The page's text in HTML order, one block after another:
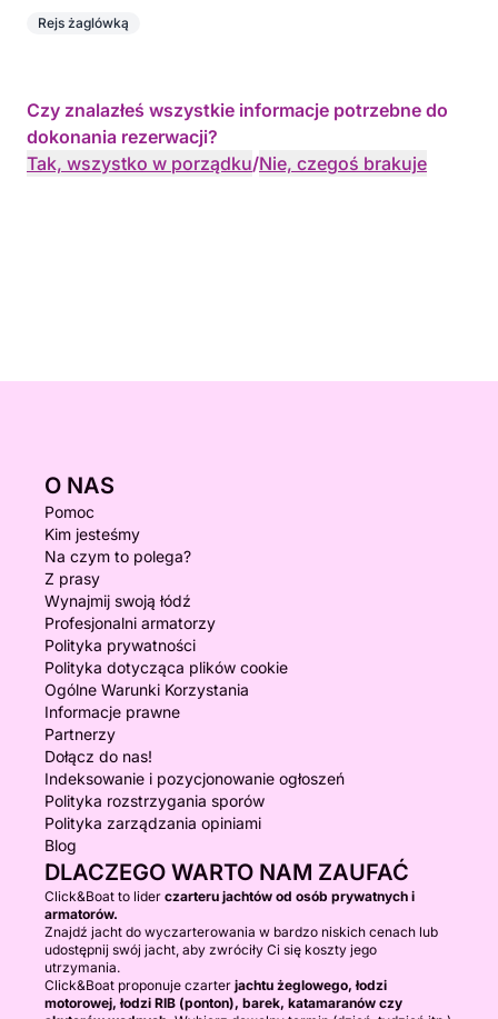
Rejs żaglówką
Czy znalazłeś wszystkie informacje potrzebne do
dokonania rezerwacji?
Tak, wszystko w porządku/Nie, czegoś brakuje
O NAS
Pomoc
Kim jesteśmy
Na czym to polega?
Z prasy
Wynajmij swoją łódź
Profesjonalni armatorzy
Polityka prywatności
Polityka dotycząca plików cookie
Ogólne Warunki Korzystania
Informacje prawne
Partnerzy
Dołącz do nas!
Indeksowanie i pozycjonowanie ogłoszeń
Polityka rozstrzygania sporów
Polityka zarządzania opiniami
Blog
DLACZEGO WARTO NAM ZAUFAĆ
Click&Boat to lider czarteru jachtów od osób prywatnych i
armatorów.
Znajdź jacht do wyczarterowania w bardzo niskich cenach lub
udostępnij swój jacht, aby zwróciły Ci się koszty jego
utrzymania.
Click&Boat proponuje czarter jachtu żeglowego, łodzi
motorowej, łodzi RIB (ponton), barek, katamaranów czy